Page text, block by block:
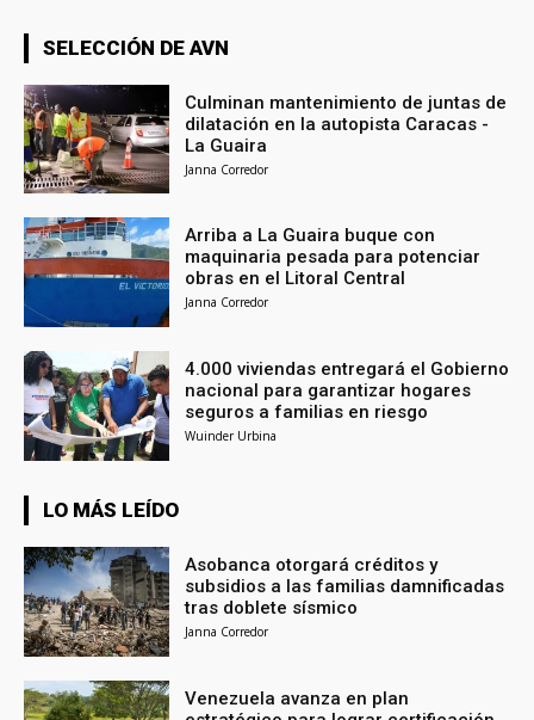
SELECCIÓN DE AVN
Culminan mantenimiento de juntas de
dilatación en la autopista Caracas -
La Guaira
Janna Corredor
Arriba a La Guaira buque con
maquinaria pesada para potenciar
obras en el Litoral Central
Janna Corredor
4.000 viviendas entregará el Gobierno
nacional para garantizar hogares
seguros a familias en riesgo
Wuinder Urbina
LO MÁS LEÍDO
Asobanca otorgará créditos y
subsidios a las familias damnificadas
tras doblete sísmico
Janna Corredor
Venezuela avanza en plan